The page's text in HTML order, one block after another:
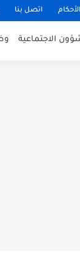
اتصل بنا
الاجتماعية